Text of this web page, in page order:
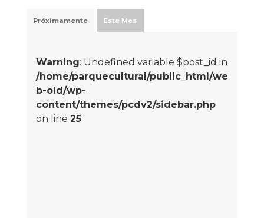
Próximamente Este Mes
Warning: Undefined variable $post_id in
/home/parquecultural/public_html/we
b-old/wp-
content/themes/pcdv2/sidebar.php
on line 25